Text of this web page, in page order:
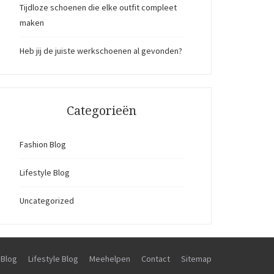
Tijdloze schoenen die elke outfit compleet
maken
Heb jij de juiste werkschoenen al gevonden?
Categorieën
Fashion Blog
Lifestyle Blog
Uncategorized
Lifestyle Blog Meehelpen Contact Sitemap